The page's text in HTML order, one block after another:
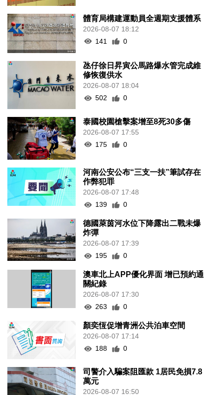
體育局構建運動員全週期支援體系
2026-08-07 18:12
141
0
氹仔徐日昇寅公馬路爆水管完成維
修恢復供水
2026-08-07 18:04
502
0
泰國校園槍擊案增至8死30多傷
2026-08-07 17:55
175
0
河南公安公布“三支一扶”筆試存在
作弊犯罪
2026-08-07 17:48
139
0
德國萊茵河水位下降露出二戰未爆
炸彈
2026-08-07 17:39
195
0
澳車北上APP優化界面 增已預約通
關紀錄
2026-08-07 17:30
263
0
顏奕恆促增青洲公共泊車空間
2026-08-07 17:14
188
0
司警介入騙案阻匯款 1居民免損7.8
萬元
2026-08-07 16:50